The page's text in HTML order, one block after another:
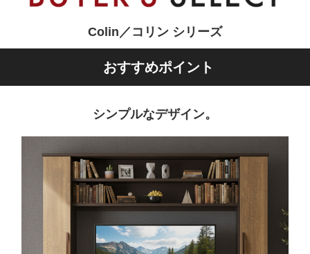
Colin／コリン シリーズ
おすすめポイント
シンプルなデザイン。